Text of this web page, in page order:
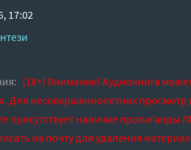
17:02
(18+) Внимание! Аудиокнига
Для несовершеннолетних просмотр
присутствует наличие пропаганды
на почту для удаления